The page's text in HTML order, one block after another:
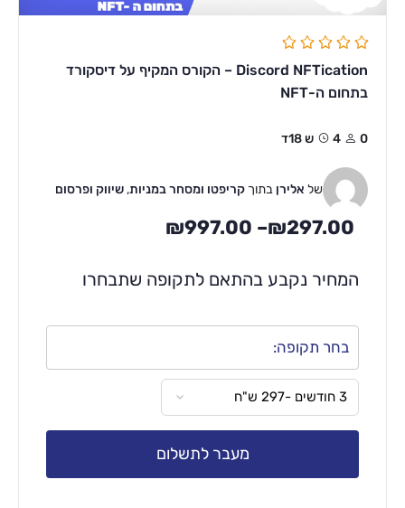
Discord NFTication – הקורס המקיף על דיסקורד
בתחום ה-NFT
0 4ש 18ד
של אלירן בתוך קריפטו ומסחר במניות, שיווק ופרסום
₪297.00
–
₪997.00
המחיר נקבע בהתאם לתקופה שתבחרו
בחר תקופה:
מעבר לתשלום